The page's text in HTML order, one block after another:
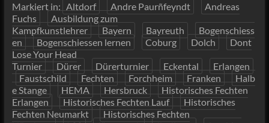
Markiert in: Altdorf Andre Paurñfeyndt
Andreas
Fuchs
Ausbildung zum
Kampfkunstlehrer
Bayern Bayreuth
Bogenschiess
en
Bogenschiessen lernen Coburg Dolch
Dont
Lose Your Head
Turnier
Dürer Dürerturnier Eckental
Erlangen
Faustschild
Fechten Forchheim Franken
Halb
e Stange
HEMA Hersbruck
Historisches Fechten
Erlangen
Historisches Fechten Lauf
Historisches
Fechten Neumarkt
Historisches Fechten